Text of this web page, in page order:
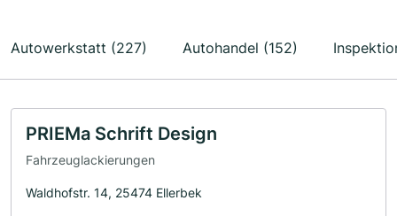
Autowerkstatt (227) Autohandel (152)
PRIEMa Schrift Design
Fahrzeuglackierungen
Waldhofstr. 14, 25474 Ellerbek